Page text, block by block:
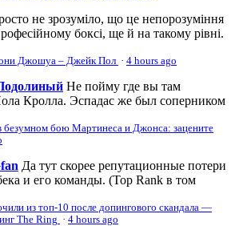
не зрозуміло, що це непорозуміння
боксі, ще й на такому рівні.
Джошуа – Джейк Пол · 4 hours ago
Не пойму где вы там
Кролла. Эспадас же был соперником
безумном бою Мартинеса и Джонса: зацените
Да тут скорее репутационные потери
и его команды. (Top Rank в том
из топ-10 после допингового скандала —
The Ring · 4 hours ago